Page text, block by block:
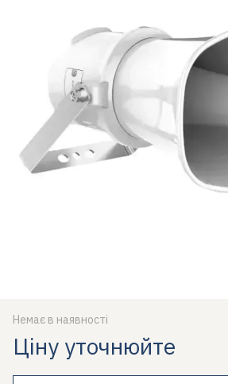
Немає в наявності
Ціну уточнюйте